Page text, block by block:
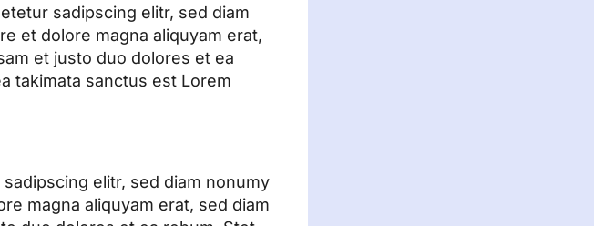
sadipscing elitr, sed diam
et dolore magna aliquyam erat,
et justo duo dolores et ea
takimata sanctus est Lorem
elitr, sed diam nonumy
magna aliquyam erat, sed diam